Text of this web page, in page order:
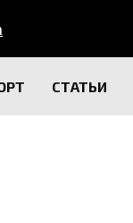
СТАТЬИ